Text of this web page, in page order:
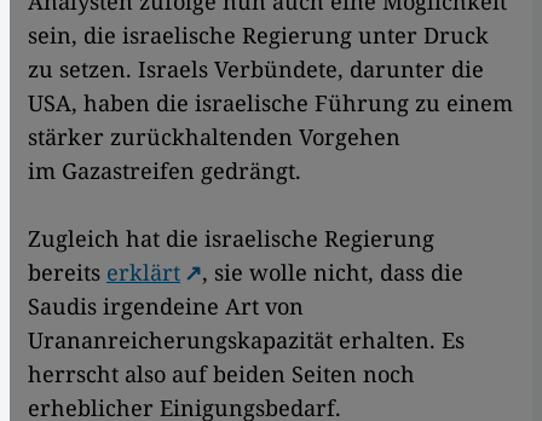
sein, die israelische Regierung unter Druck
zu setzen. Israels Verbündete, darunter die
USA, haben die israelische Führung zu einem
stärker zurückhaltenden Vorgehen
im Gazastreifen gedrängt.
Zugleich hat die israelische Regierung
bereits erklärt
, sie wolle nicht, dass die
Saudis irgendeine Art von
Urananreicherungskapazität erhalten. Es
herrscht also auf beiden Seiten noch
erheblicher Einigungsbedarf.